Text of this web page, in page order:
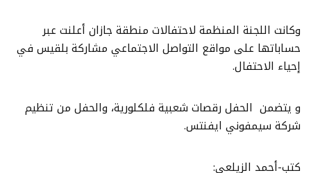
وكانت اللجنة المنظمة لاحتفالات منطقة جازان أعلنت عبر
حساباتها على مواقع التواصل الاجتماعي مشاركة بلقيس في
إحياء الاحتفال.
و يتضمن الحفل رقصات شعبية فلكلورية، والحفل من تنظيم
شركة سيمفوني ايفنتس.
كتب-أحمد الزيلعي: